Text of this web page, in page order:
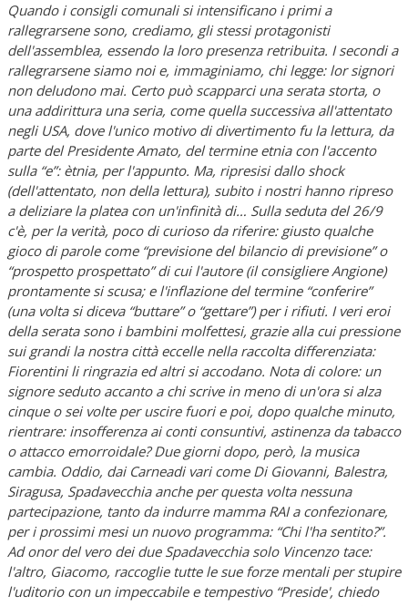
Quando i consigli comunali si intensificano i primi a
rallegrarsene sono, crediamo, gli stessi protagonisti
dell'assemblea, essendo la loro presenza retribuita. I secondi a
rallegrarsene siamo noi e, immaginiamo, chi legge: lor signori
non deludono mai. Certo può scapparci una serata storta, o
una addirittura una seria, come quella successiva all'attentato
negli USA, dove l'unico motivo di divertimento fu la lettura, da
parte del Presidente Amato, del termine etnia con l'accento
sulla “e”: ètnia, per l'appunto. Ma, ripresisi dallo shock
(dell'attentato, non della lettura), subito i nostri hanno ripreso
a deliziare la platea con un'infinità di… Sulla seduta del 26/9
c'è, per la verità, poco di curioso da riferire: giusto qualche
gioco di parole come “previsione del bilancio di previsione” o
“prospetto prospettato” di cui l'autore (il consigliere Angione)
prontamente si scusa; e l'inflazione del termine “conferire”
(una volta si diceva “buttare” o “gettare”) per i rifiuti. I veri eroi
della serata sono i bambini molfettesi, grazie alla cui pressione
sui grandi la nostra città eccelle nella raccolta differenziata:
Fiorentini li ringrazia ed altri si accodano. Nota di colore: un
signore seduto accanto a chi scrive in meno di un'ora si alza
cinque o sei volte per uscire fuori e poi, dopo qualche minuto,
rientrare: insofferenza ai conti consuntivi, astinenza da tabacco
o attacco emorroidale? Due giorni dopo, però, la musica
cambia. Oddio, dai Carneadi vari come Di Giovanni, Balestra,
Siragusa, Spadavecchia anche per questa volta nessuna
partecipazione, tanto da indurre mamma RAI a confezionare,
per i prossimi mesi un nuovo programma: “Chi l'ha sentito?”.
Ad onor del vero dei due Spadavecchia solo Vincenzo tace:
l'altro, Giacomo, raccoglie tutte le sue forze mentali per stupire
l'uditorio con un impeccabile e tempestivo “Preside', chiedo